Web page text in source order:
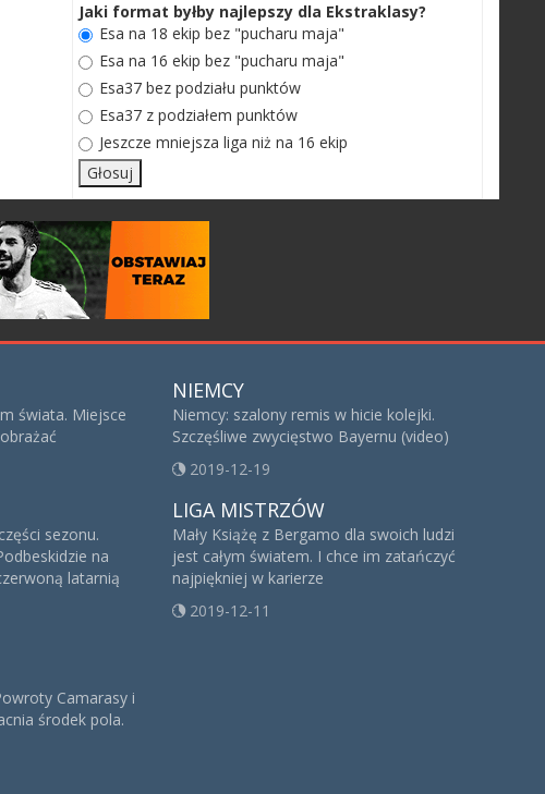
Jaki format byłby najlepszy dla Ekstraklasy?
Esa na 18 ekip bez "pucharu maja"
Esa na 16 ekip bez "pucharu maja"
Esa37 bez podziału punktów
Esa37 z podziałem punktów
Jeszcze mniejsza liga niż na 16 ekip
świata. Miejsce
sezonu.
na
latarnią
Camarasy i
środek pola.
NIEMCY
Niemcy: szalony remis w hicie kolejki.
Szczęśliwe zwycięstwo Bayernu (video)
2019-12-19
LIGA MISTRZÓW
Mały Książę z Bergamo dla swoich ludzi
jest całym światem. I chce im zatańczyć
najpiękniej w karierze
2019-12-11